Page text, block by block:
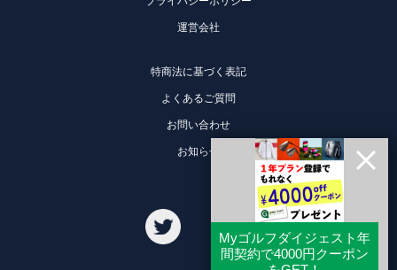
運営会社
特商法に基づく表記
よくあるご質問
お問い合わせ
お知らせ